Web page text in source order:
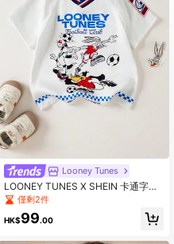
Looney Tunes
LOONEY TUNES X SHEIN 卡通字母
印花短袖T恤，男童款
僅剩2件
HK$99.00